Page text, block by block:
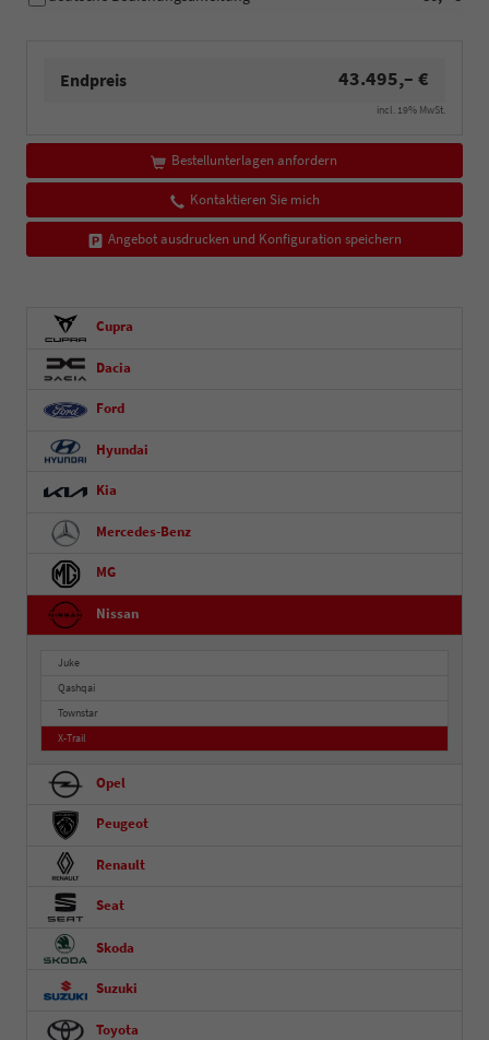
Endpreis 43.495,– €
incl. 19% MwSt.
Bestellunterlagen anfordern
Kontaktieren Sie mich
Angebot ausdrucken und Konfiguration speichern
Cupra
Dacia
Ford
Hyundai
Kia
Mercedes-Benz
MG
Nissan
Juke
Qashqai
Townstar
X-Trail
Opel
Peugeot
Renault
Seat
Skoda
Suzuki
Toyota